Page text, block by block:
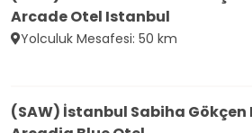
Arcade Otel Istanbul
Yolculuk Mesafesi: 50 km
(SAW) İstanbul Sabiha Gökçen